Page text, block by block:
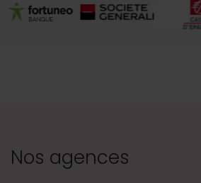
Nos agences